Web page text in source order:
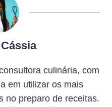
culinária, com
em utilizar os mais
no preparo de receitas.